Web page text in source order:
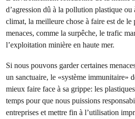
d’agression dû à la pollution plastique ou
climat, la meilleure chose à faire est de le
menaces, comme la surpêche, le trafic
l’exploitation minière en haute mer.
Si nous pouvons garder certaines
un sanctuaire, le «système immunitaire»
mieux faire face à sa grippe: les
temps pour que nous puissions
entreprises et mettre fin à l’utilisation